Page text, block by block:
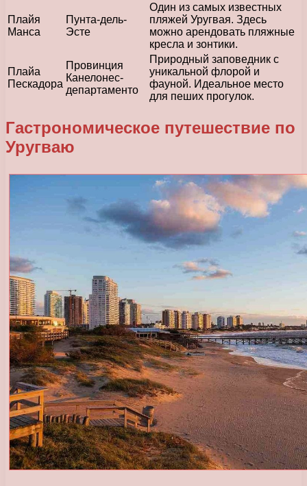
Плайя
Манса
Пунта-дель-
Эсте
Один из самых известных
пляжей Уругвая. Здесь
можно арендовать пляжные
кресла и зонтики.
Плайа
Пескадора
Провинция
Канелонес-
департаменто
Природный заповедник с
уникальной флорой и
фауной. Идеальное место
для пеших прогулок.
Гастрономическое путешествие по
Уругваю